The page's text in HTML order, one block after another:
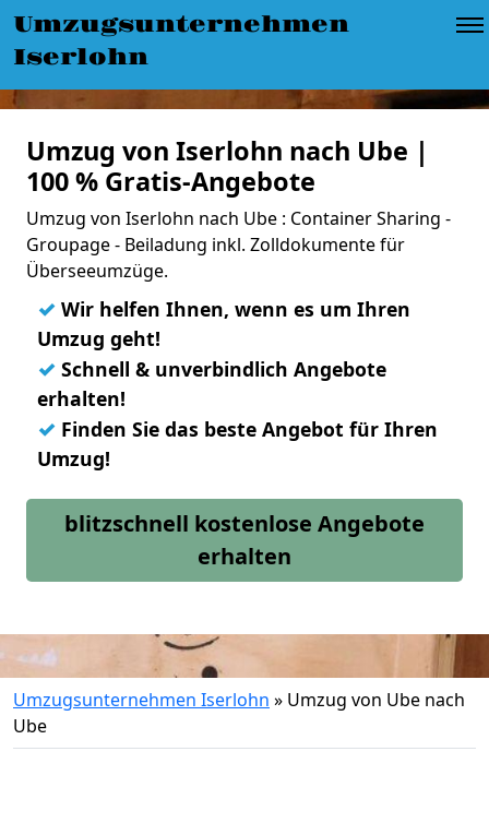
Umzugsunternehmen
Iserlohn
Umzug von Iserlohn nach Ube |
100 % Gratis-Angebote
Umzug von Iserlohn nach Ube : Container Sharing -
Groupage - Beiladung inkl. Zolldokumente für
Überseeumzüge.
✓ Wir helfen Ihnen, wenn es um Ihren
Umzug geht!
✓ Schnell & unverbindlich Angebote
erhalten!
✓ Finden Sie das beste Angebot für Ihren
Umzug!
blitzschnell kostenlose Angebote
erhalten
Umzugsunternehmen Iserlohn » Umzug von Ube nach
Ube